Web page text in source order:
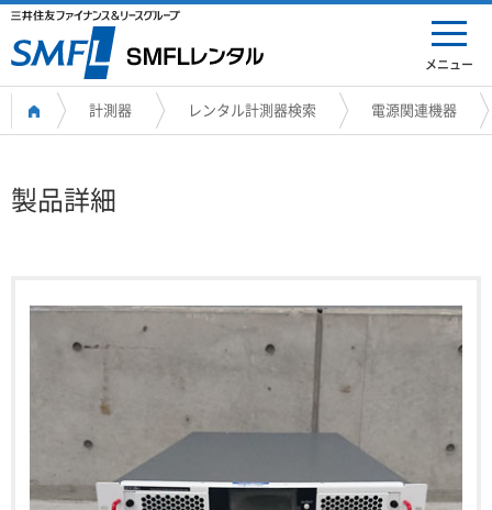
メニュー
計測器 レンタル計測器検索 電源関連機器
製品詳細